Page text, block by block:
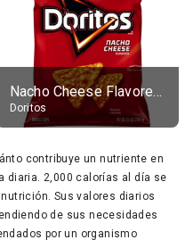
Nacho Cheese Flavored Tortilla Chips
Doritos
contribuye un nutriente en
diaria. 2,000 calorías al día se
Sus valores diarios
de sus necesidades
por un organismo